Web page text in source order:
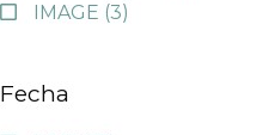
IMAGE (3)
Fecha